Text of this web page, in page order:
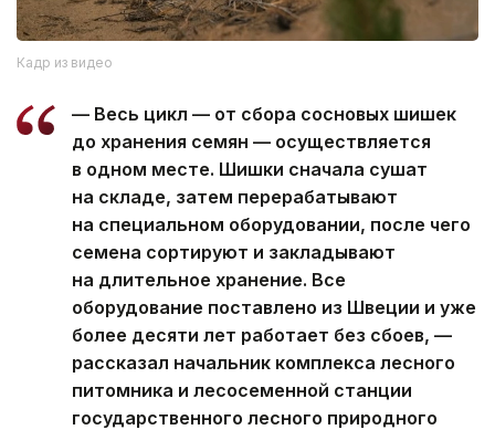
Кадр из видео
— Весь цикл — от сбора сосновых шишек
до хранения семян — осуществляется
в одном месте. Шишки сначала сушат
на складе, затем перерабатывают
на специальном оборудовании, после чего
семена сортируют и закладывают
на длительное хранение. Все
оборудование поставлено из Швеции и уже
более десяти лет работает без сбоев, —
рассказал начальник комплекса лесного
питомника и лесосеменной станции
государственного лесного природного